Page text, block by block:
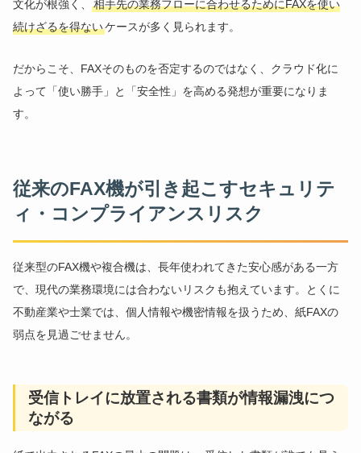
文化が根強く、相手先の業務フローに合わせるためにFAXを使い
続けざるを得ないケースが多く見られます。
だからこそ、FAXそのものを否定するのではなく、クラウド化に
よって「使い勝手」と「安全性」を高める発想が重要になりま
す。
従来のFAX機が引き起こすセキュリテ
ィ・コンプライアンスリスク
従来型のFAX機や複合機は、長年使われてきた安心感がある一方
で、現代の業務環境には合わないリスクも抱えています。とくに
不動産業や士業では、個人情報や機密情報を扱うため、紙FAXの
弱点を見過ごせません。
受信トレイに放置される書類が情報漏洩につ
ながる